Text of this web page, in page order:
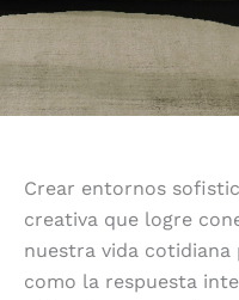
Crear entornos
creativa que logre
nuestra vida cotidiana
como la respuesta